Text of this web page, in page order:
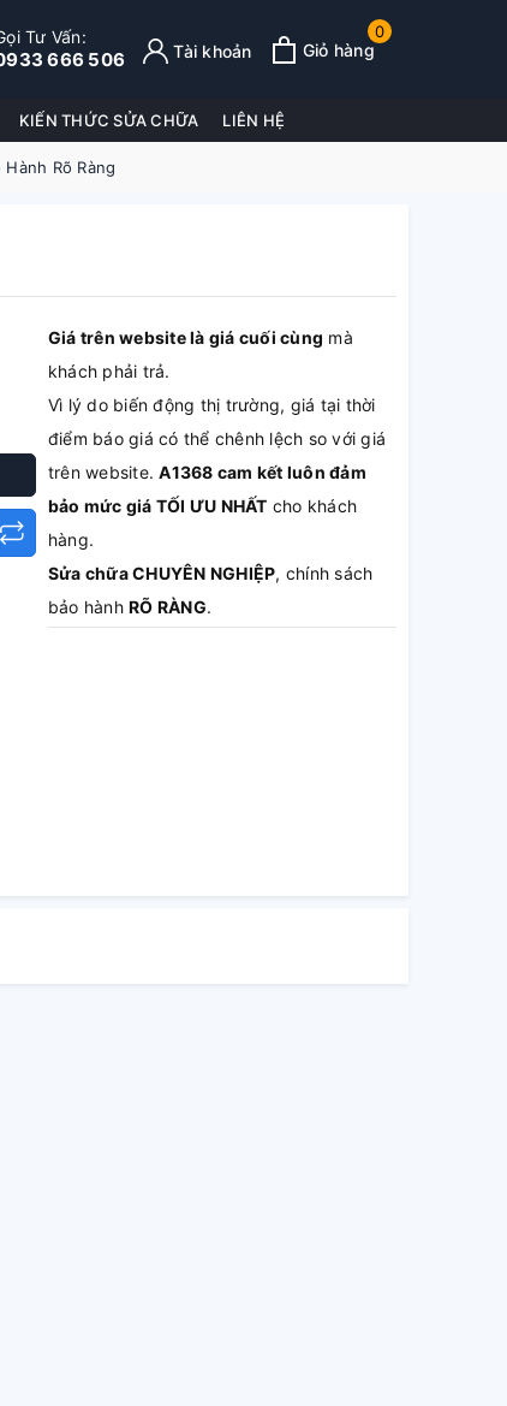
Tư Vấn:
666 506 Tài khoản
0
Giỏ hàng
KIẾN THỨC SỬA CHỮA LIÊN HỆ
Rõ Ràng
Giá trên website là giá cuối cùng mà
khách phải trả.
Vì lý do biến động thị trường, giá tại thời
điểm báo giá có thể chênh lệch so với giá
trên website.A1368 cam kết luôn đảm
bảo mức giá TỐI ƯU NHẤT cho khách
hàng.
Sửa chữa CHUYÊN NGHIỆP, chính sách
bảo hànhRÕ RÀNG.